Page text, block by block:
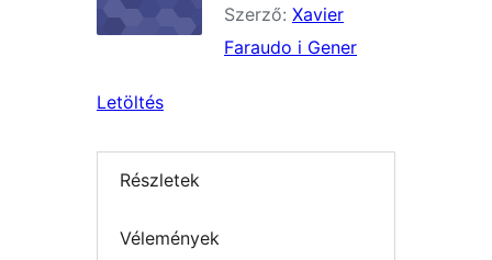
Szerző: Xavier
Faraudo i Gener
Letöltés
Részletek
Vélemények